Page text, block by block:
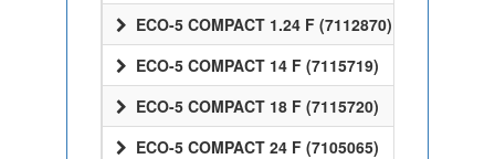
ECO-5 COMPACT 1.24 F (7112870)
ECO-5 COMPACT 14 F (7115719)
ECO-5 COMPACT 18 F (7115720)
ECO-5 COMPACT 24 F (7105065)